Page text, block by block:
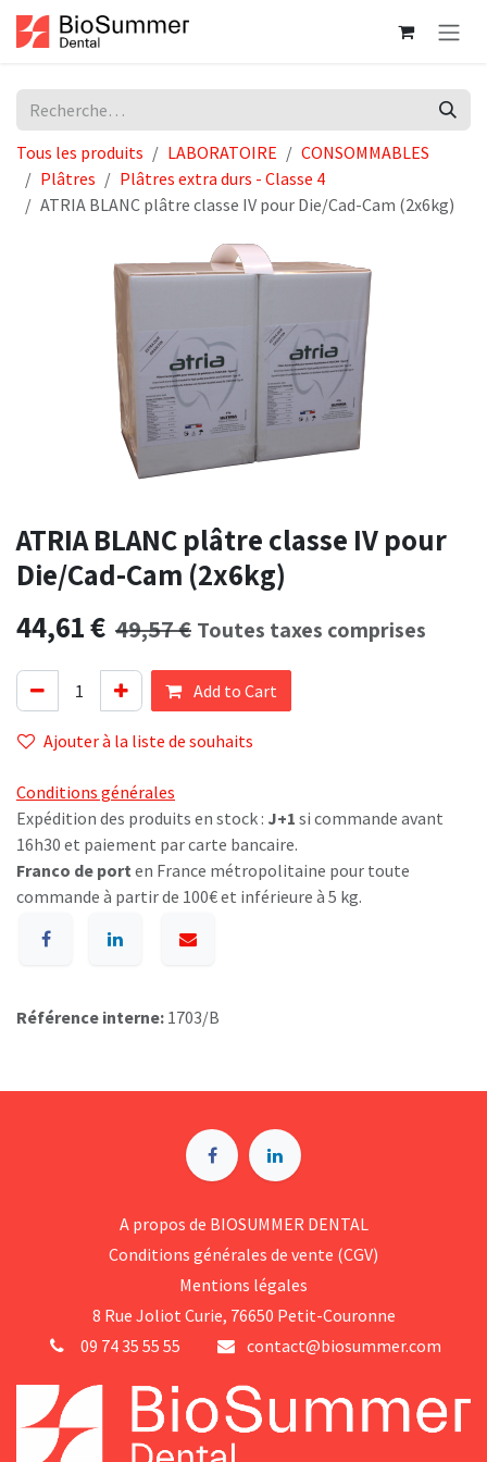
Se rendre au contenu
Tous les produits LABORATOIRE
CONSOMMABLES
Plâtres
Plâtres extra durs - Classe 4
ATRIA BLANC plâtre classe IV pour Die/Cad-Cam (2x6kg)
ATRIA BLANC plâtre classe IV pour
Die/Cad-Cam (2x6kg)
44,61€ 49,57€ Toutes taxes comprises
Add to Cart
Ajouter à la liste de souhaits
Conditions générales
Expédition des produits en stock : J+1 si commande avant
16h30 et paiement par carte bancaire.
Franco de port en France métropolitaine pour toute
commande à partir de 100€ et inférieure à 5 kg.
Référence interne: 1703/B
A p​ropos de BIOSUMMER DENTAL
Conditions générales d​e vente (CGV)
Mentions légales
8 Rue Jol​iot Curie, 76650 Petit-Couronne
09 74 35 55 55
contact@biosummer.com